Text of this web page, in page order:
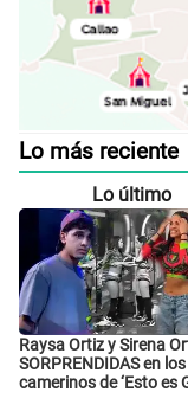
Lo más reciente
Lo último
Raysa Ortiz y Sirena
SORPRENDIDAS en los
camerinos de ‘Esto es